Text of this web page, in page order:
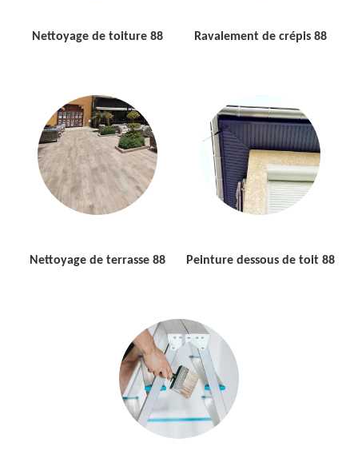
Nettoyage de toiture 88 Ravalement de crépis 88
Nettoyage de terrasse 88 Peinture dessous de toit 88